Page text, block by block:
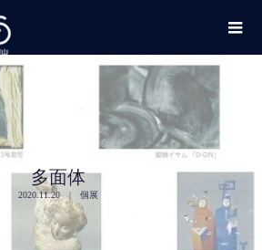
多面体
2020.11.20 個展